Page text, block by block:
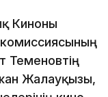
Киноны
Теменовтің
Жалауқызы,